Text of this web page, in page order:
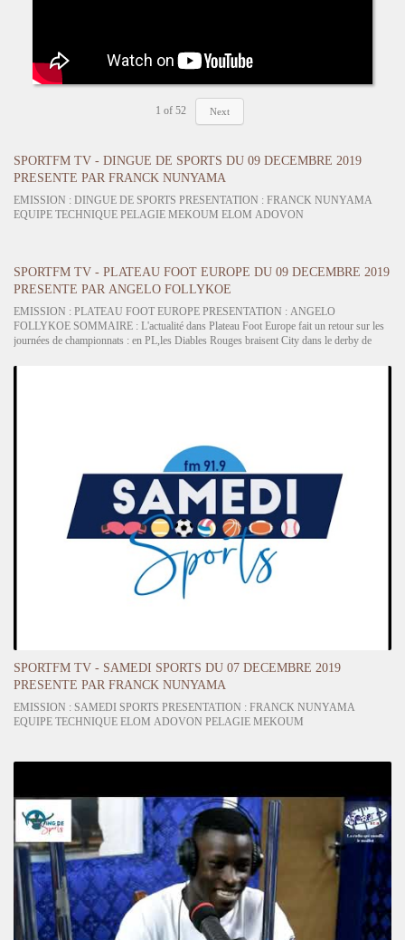
1 of 52 Next
SPORTFM TV - DINGUE DE SPORTS DU 09 DECEMBRE 2019
PRESENTE PAR FRANCK NUNYAMA
EMISSION : DINGUE DE SPORTS PRESENTATION : FRANCK NUNYAMA
EQUIPE TECHNIQUE PELAGIE MEKOUM ELOM ADOVON
SPORTFM TV - PLATEAU FOOT EUROPE DU 09 DECEMBRE 2019
PRESENTE PAR ANGELO FOLLYKOE
EMISSION : PLATEAU FOOT EUROPE PRESENTATION : ANGELO
FOLLYKOE SOMMAIRE : L'actualité dans Plateau Foot Europe fait un retour sur les
journées de championnats : en PL,les Diables Rouges braisent City dans le derby de
Focus sur le parcours de Wolverhampton.…
SPORTFM TV - SAMEDI SPORTS DU 07 DECEMBRE 2019
PRESENTE PAR FRANCK NUNYAMA
EMISSION : SAMEDI SPORTS PRESENTATION : FRANCK NUNYAMA
EQUIPE TECHNIQUE ELOM ADOVON PELAGIE MEKOUM